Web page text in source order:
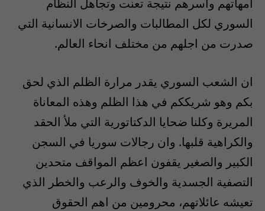
امهاتهم واسرهم نتيجة تعنت وتجاهل النظام
السوري لكل المطالبات والصرخات الانسانية التي
صدرت من اجلهم من مختلف انحاء العالم.
ان الشعب السوري يقدر مرارة الظلم الذي لحق
بكم وهو شريككم في هذا الظلم وهذه المعاناة
المريرة وكلنا ضحايا الدكتاتورية التي ملأ الحقد
والكراهية قلبها. وان رجالات سوريا في السجن
الكبير والصغير يقفون اعظم المواقف متحدين
التصفية الجسدية والخوف والرعب والخطر الذي
تعيشه عائلاتهم، محرومين من اهم الحقوق